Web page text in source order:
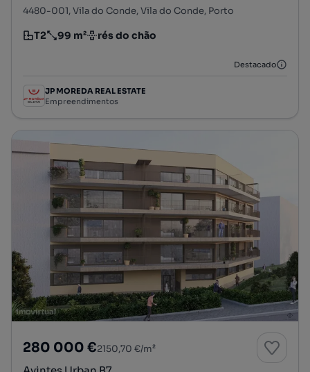
4480-001, Vila do Conde, Vila do Conde, Porto
Tipologia
T2
Preço por metro quadrado
99 m²
Andar rés do chão
Destacado
JP MOREDA REAL ESTATE
Empreendimentos
280 000 €2150,70 €/m²